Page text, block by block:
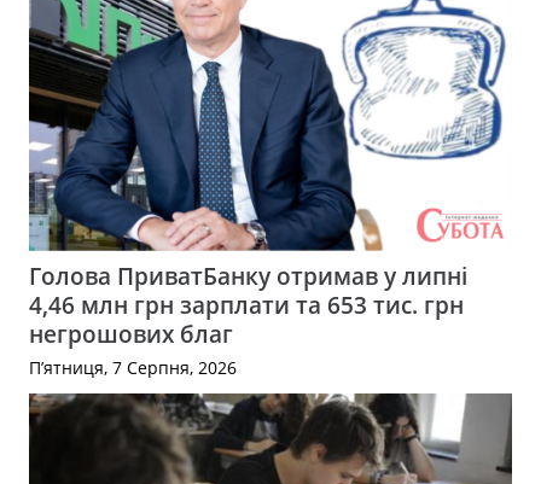
Голова ПриватБанку отримав у липні
4,46 млн грн зарплати та 653 тис. грн
негрошових благ
П’ятниця, 7 Серпня, 2026